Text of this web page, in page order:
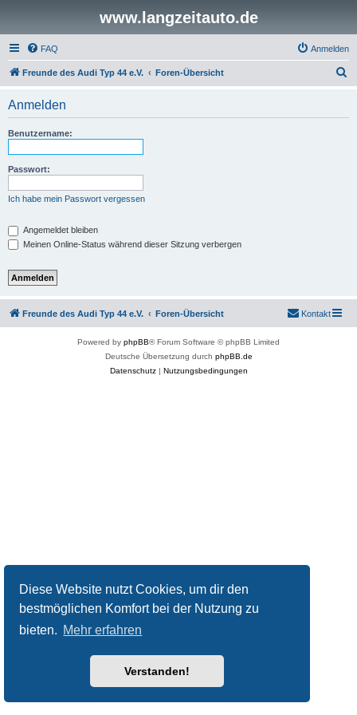
Diese Website nutzt Cookies, um dir den
bestmöglichen Komfort bei der Nutzung zu
bieten. Mehr erfahren
Verstanden!
www.langzeitauto.de
FAQ Anmelden
Freunde des Audi Typ 44 e.V. Foren-Übersicht
Anmelden
Benutzername:
Passwort:
Ich habe mein Passwort vergessen
Angemeldet bleiben
Meinen Online-Status während dieser Sitzung verbergen
Freunde des Audi Typ 44 e.V. Foren-Übersicht Kontakt
Powered by phpBB® Forum Software © phpBB Limited
Deutsche Übersetzung durch phpBB.de
Datenschutz| Nutzungsbedingungen